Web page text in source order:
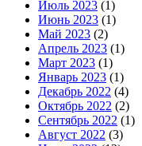
Июль 2023 (1)
Июнь 2023 (1)
Май 2023 (2)
Апрель 2023 (1)
Март 2023 (1)
Январь 2023 (1)
Декабрь 2022 (4)
Октябрь 2022 (2)
Сентябрь 2022 (1)
Август 2022 (3)